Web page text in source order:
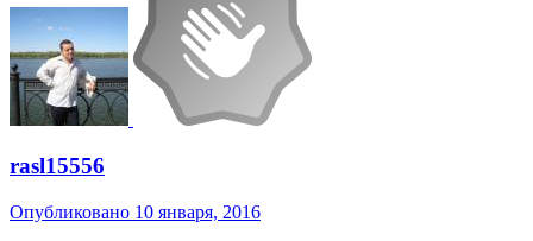
rasl15556
Опубликовано 10 января, 2016